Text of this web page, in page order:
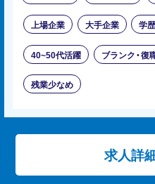
上場企業 大手企業 学
40~50代活躍 ブランク・復
残業少なめ
求人詳